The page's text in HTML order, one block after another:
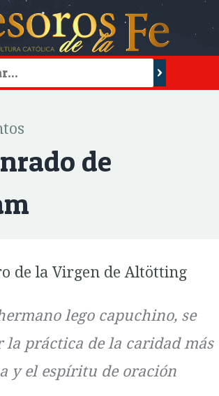
de
de la Virgen de Altötting
lego capuchino, se
la práctica de la caridad más
y el espíritu de oración